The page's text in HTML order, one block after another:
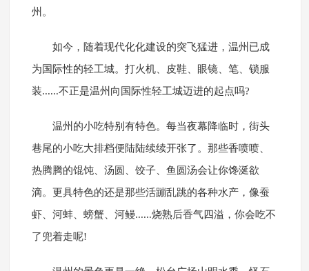
州。
如今，随着现代化化建设的突飞猛进，温州已成
为国际性的轻工城。打火机、皮鞋、眼镜、笔、锁服
装......不正是温州向国际性轻工城迈进的起点吗?
温州的小吃特别有特色。每当夜幕降临时，街头
巷尾的小吃大排档便陆陆续续开张了。那些香喷喷、
热腾腾的馄饨、汤圆、饺子、鱼圆汤会让你馋涎欲
滴。更具特色的还是那些活蹦乱跳的各种水产，像蚕
虾、河蚌、螃蟹、河鳗......烧熟后香气四溢，你会吃不
了兜着走呢!